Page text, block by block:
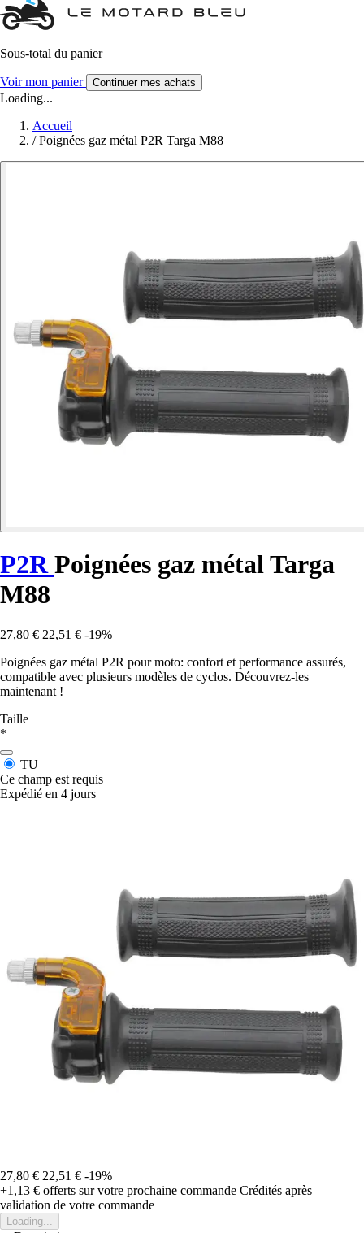
Sous-total du panier
Voir mon panier Continuer mes achats
Loading...
Accueil
/ Poignées gaz métal P2R Targa M88
P2RPoignées gaz métal Targa
M88
27,80 € 22,51 € -19%
Poignées gaz métal P2R pour moto: confort et performance assurés,
compatible avec plusieurs modèles de cyclos. Découvrez-les
maintenant !
Taille
*
TU
Ce champ est requis
Expédié en 4 jours
27,80 € 22,51 € -19%
+1,13 € offerts sur votre prochaine commande Crédités après
validation de votre commande
Loading...